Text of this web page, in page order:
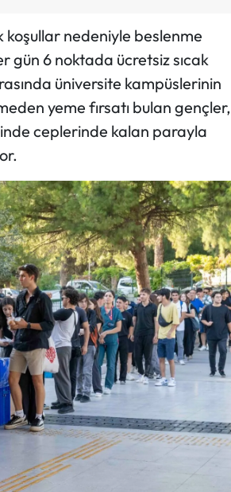
koşullar nedeniyle beslenme
gün 6 noktada ücretsiz sıcak
üniversite kampüslerinin
yeme fırsatı bulan gençler,
ceplerinde kalan parayla